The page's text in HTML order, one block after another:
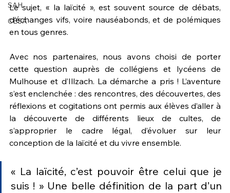
SAH
CESA
Le sujet, « la laïcité », est souvent source de débats,
d’échanges vifs, voire nauséabonds, et de polémiques
en tous genres.
Avec nos partenaires, nous avons choisi de porter
cette question auprès de collégiens et lycéens de
Mulhouse et d’Illzach. La démarche a pris ! L’aventure
s’est enclenchée : des rencontres, des découvertes, des
réflexions et cogitations ont permis aux élèves d’aller à
la découverte de différents lieux de cultes, de
s’approprier le cadre légal, d’évoluer sur leur
conception de la laïcité et du vivre ensemble.
« La laïcité, c’est pouvoir être celui que je
suis ! » Une belle définition de la part d’un